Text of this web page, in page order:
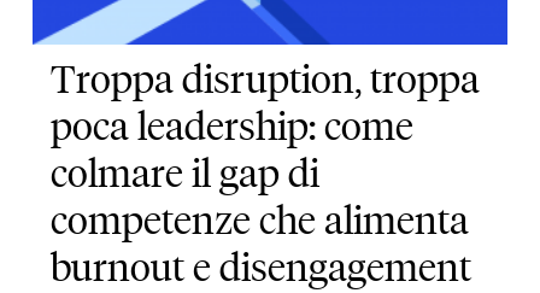
Troppa disruption, troppa
poca leadership: come
colmare il gap di
competenze che alimenta
burnout e disengagement